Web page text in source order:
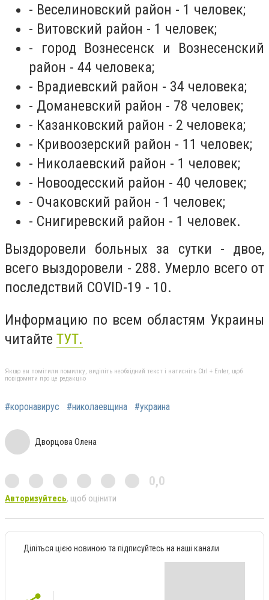
- Веселиновский район - 1 человек;
- Витовский район - 1 человек;
- город Вознесенск и Вознесенский
район - 44 человека;
- Врадиевский район - 34 человека;
- Доманевский район - 78 человек;
- Казанковский район - 2 человека;
- Кривоозерский район - 11 человек;
- Николаевский район - 1 человек;
- Новоодесский район - 40 человек;
- Очаковский район - 1 человек;
- Снигиревский район - 1 человек.
Выздоровели больных за сутки - двое,
всего выздоровели - 288. Умерло всего от
последствий COVID-19 - 10.
Информацию по всем областям Украины
читайте ТУТ.
Якщо ви помітили помилку, виділіть необхідний текст і натисніть Ctrl + Enter, щоб
повідомити про це редакцію
#коронавирус #николаевщина #украина
Дворцова Олена
0,0
Авторизуйтесь, щоб оцінити
Діліться цією новиною та підписуйтесь на наші канали